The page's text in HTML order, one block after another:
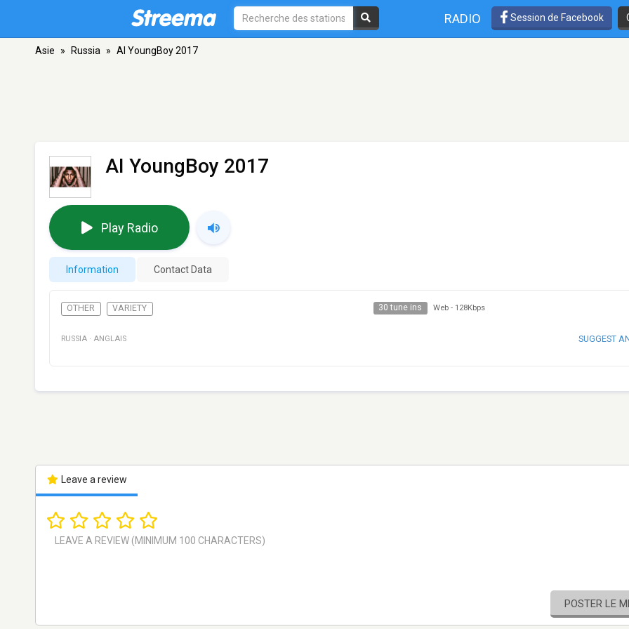
RADIO Session de Facebook
Asie » Russia » AI YoungBoy 2017
AI YoungBoy 2017
Play Radio
Information Contact Data
OTHER VARIETY 30 tune ins Web - 128Kbps
RUSSIA · ANGLAIS SUGGEST
Leave a review
POSTER LE